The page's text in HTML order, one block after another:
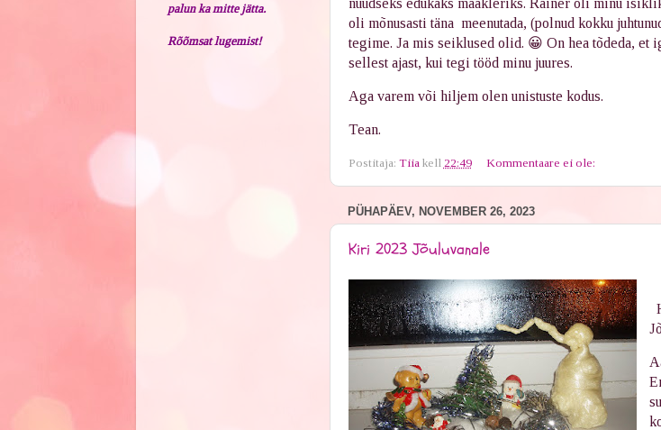
nüüdseks edukaks maakleriks. Rainer oli minu
oli mõnusasti täna meenutada, (polnud kokku
tegime. Ja mis seiklused olid. 😀 On hea tõdeda, et
sellest ajast, kui tegi tööd minu juures.
Aga varem või hiljem olen unistuste kodus.
Tean.
Postitaja: Tiia kell 22:49 Kommentaare ei ole:
PÜHAPÄEV, NOVEMBER 26, 2023
Kiri 2023 Jõuluvanale
palun ka mitte jätta.
Rõõmsat lugemist!